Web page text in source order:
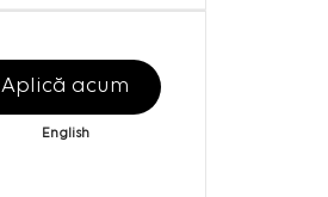
Aplică acum
English